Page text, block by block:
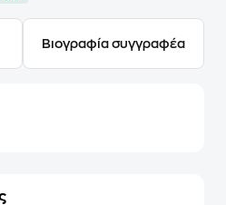
Βιογραφία συγγραφέα